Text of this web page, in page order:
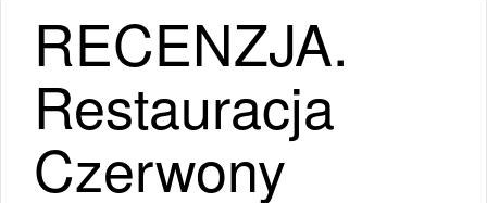
RECENZJA.
Restauracja
Czerwony